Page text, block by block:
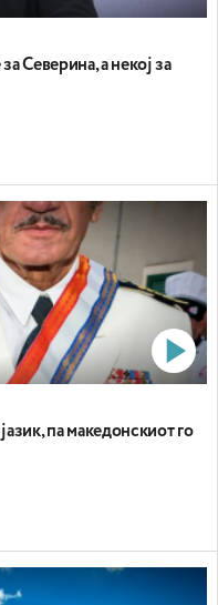
Северина, а некој за
па македонскиот го